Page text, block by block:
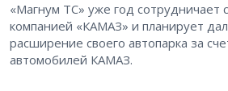
«Магнум ТС» уже год сотрудничает
компанией «КАМАЗ» и планирует
расширение своего автопарка за
автомобилей КАМАЗ.